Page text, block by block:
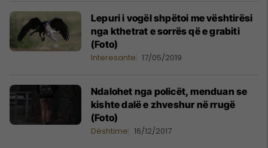
Lepuri i vogël shpëtoi me vështirësi
nga kthetrat e sorrës që e grabiti
(Foto)
Interesante 17/05/2019
Ndalohet nga policët, menduan se
kishte dalë e zhveshur në rrugë
(Foto)
Dështime 16/12/2017